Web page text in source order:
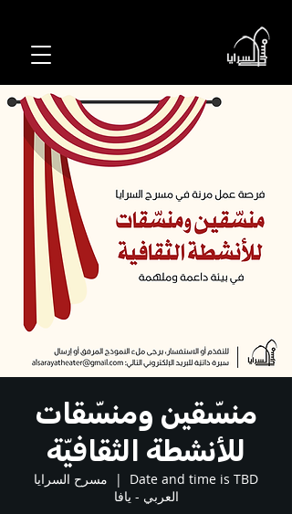
منسّقين ومنسّقات
للأنشطة الثقافيّة
Date and time is TBD
  |
مسرح السرايا
العربي - يافا